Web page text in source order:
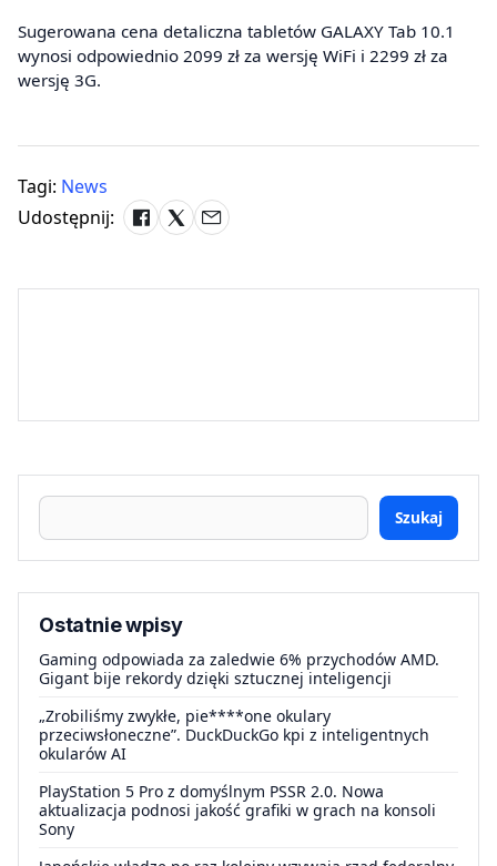
Sugerowana cena detaliczna tabletów GALAXY Tab 10.1
wynosi odpowiednio 2099 zł za wersję WiFi i 2299 zł za
wersję 3G.
Tagi: News
Udostępnij:
Szukaj
Ostatnie wpisy
Gaming odpowiada za zaledwie 6% przychodów AMD.
Gigant bije rekordy dzięki sztucznej inteligencji
„Zrobiliśmy zwykłe, pie****one okulary
przeciwsłoneczne”. DuckDuckGo kpi z inteligentnych
okularów AI
PlayStation 5 Pro z domyślnym PSSR 2.0. Nowa
aktualizacja podnosi jakość grafiki w grach na konsoli
Sony